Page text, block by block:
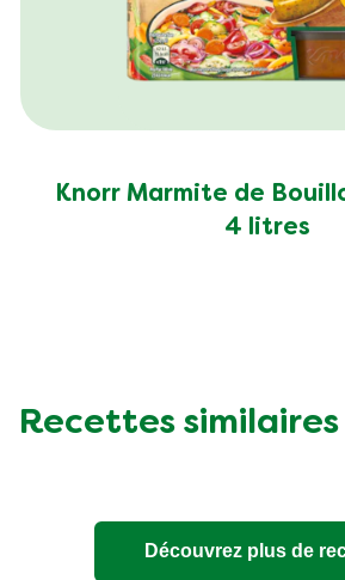
Knorr Marmite de
4 litres
Recettes similaires
Découvrez plus de